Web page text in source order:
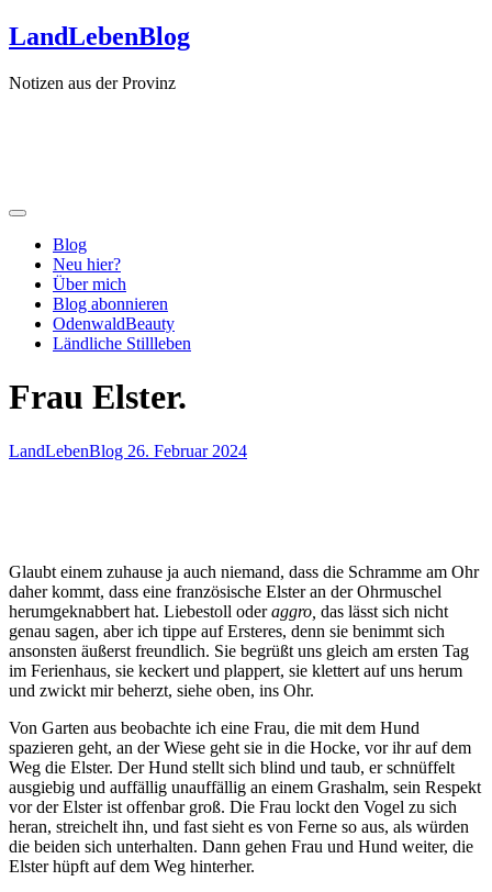
Zum
Inhalt
LandLebenBlog
Notizen aus der Provinz
Blog
Neu hier?
Über mich
Blog abonnieren
OdenwaldBeauty
Ländliche Stillleben
Frau Elster.
LandLebenBlog 26. Februar 2024
Glaubt einem zuhause ja auch niemand, dass die Schramme am Ohr
daher kommt, dass eine französische Elster an der Ohrmuschel
herumgeknabbert hat. Liebestoll oderaggro, das lässt sich nicht
genau sagen, aber ich tippe auf Ersteres, denn sie benimmt sich
ansonsten äußerst freundlich. Sie begrüßt uns gleich am ersten Tag
im Ferienhaus, sie keckert und plappert, sie klettert auf uns herum
und zwickt mir beherzt, siehe oben, ins Ohr.
Von Garten aus beobachte ich eine Frau, die mit dem Hund
spazieren geht, an der Wiese geht sie in die Hocke, vor ihr auf dem
Weg die Elster. Der Hund stellt sich blind und taub, er schnüffelt
ausgiebig und auffällig unauffällig an einem Grashalm, sein Respekt
vor der Elster ist offenbar groß. Die Frau lockt den Vogel zu sich
heran, streichelt ihn, und fast sieht es von Ferne so aus, als würden
die beiden sich unterhalten. Dann gehen Frau und Hund weiter, die
Elster hüpft auf dem Weg hinterher.